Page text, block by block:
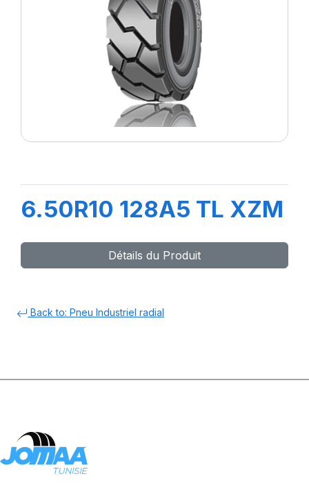
6.50R10 128A5 TL XZM
Détails du Produit
Back to: Pneu Industriel radial